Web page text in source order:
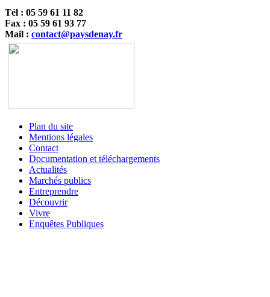
Tél : 05 59 61 11 82
Fax : 05 59 61 93 77
Mail : contact@paysdenay.fr
Plan du site
Mentions légales
Contact
Documentation et téléchargements
Actualités
Marchés publics
Entreprendre
Découvrir
Vivre
Enquêtes Publiques